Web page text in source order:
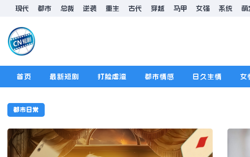
现代 都市 总裁 逆袭 重生 古代 穿越 马甲 女强 系统 萌
首页 最新短剧 打脸虐渣 都市情感 日久生情 女
排行榜
都市日常